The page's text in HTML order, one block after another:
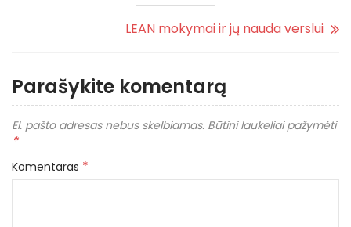
LEAN mokymai ir jų nauda verslui
Parašykite komentarą
El. pašto adresas nebus skelbiamas. Būtini laukeliai pažymėti
*
Komentaras *